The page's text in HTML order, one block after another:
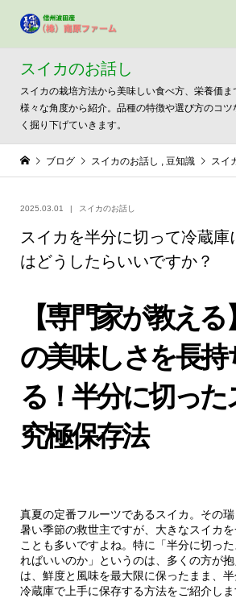
スイカのお話し
スイカの栽培方法から美味しい食べ方、栄養価
様々な角度から紹介。品種の特徴や選び方のコ
く掘り下げていきます。
ブログ スイカのお話し , 豆知識 スイカを半
2025.03.01 スイカのお話し
スイカを半分に切って冷蔵庫
はどうしたらいいですか？
【専門家が教え
の美味しさを長持
る！半分に切っ
究極保存法
真夏の定番フルーツであるスイカ。その
暑い季節の救世主ですが、大きなスイカ
ことも多いですよね。特に「半分に切っ
ればいいのか」というのは、多くの方が
は、鮮度と風味を最大限に保ったまま、
冷蔵庫で上手に保存する方法をご紹介しま